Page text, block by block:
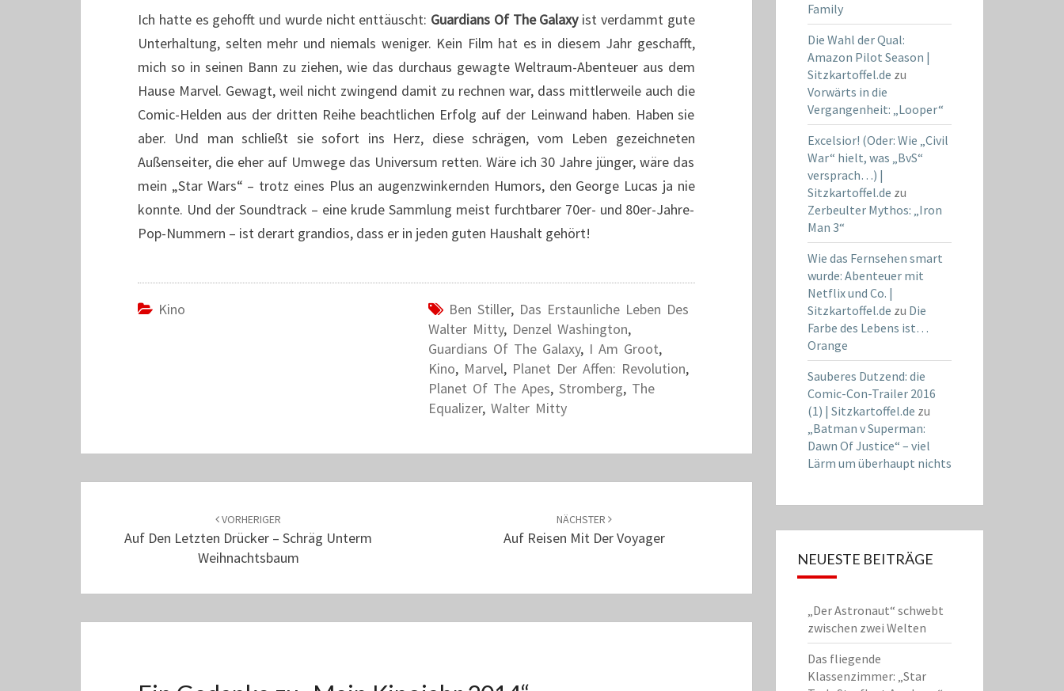
Ich hatte es gehofft und wurde nicht enttäuscht: Guardians Of The Galaxyist verdammt gute
Unterhaltung, selten mehr und niemals weniger. Kein Film hat es in diesem Jahr geschafft,
mich so in seinen Bann zu ziehen, wie das durchaus gewagte Weltraum-Abenteuer aus dem
Hause Marvel. Gewagt, weil nicht zwingend damit zu rechnen war, dass mittlerweile auch die
Comic-Helden aus der dritten Reihe beachtlichen Erfolg auf der Leinwand haben. Haben sie
aber. Und man schließt sie sofort ins Herz, diese schrägen, vom Leben gezeichneten
Außenseiter, die eher auf Umwege das Universum retten. Wäre ich 30 Jahre jünger, wäre das
mein „Star Wars“ – trotz eines Plus an augenzwinkernden Humors, den George Lucas ja nie
konnte. Und der Soundtrack – eine krude Sammlung meist furchtbarer 70er- und 80er-Jahre-
Pop-Nummern – ist derart grandios, dass er in jeden guten Haushalt gehört!
Kino Ben Stiller, Das Erstaunliche Leben Des
Walter Mitty, Denzel Washington,
Guardians Of The Galaxy, I Am Groot,
Kino, Marvel, Planet Der Affen: Revolution,
Planet Of The Apes, Stromberg, The
Equalizer, Walter Mitty
VORHERIGER
Auf Den Letzten Drücker – Schräg Unterm
Weihnachtsbaum
NÄCHSTER
Auf Reisen Mit Der Voyager
Family
Die Wahl der Qual:
Amazon Pilot Season |
Sitzkartoffel.de zu
Vorwärts in die
Vergangenheit: „Looper“
Excelsior! (Oder: Wie „Civil
War“ hielt, was „BvS“
versprach…) |
Sitzkartoffel.de zu
Zerbeulter Mythos: „Iron
Man 3“
Wie das Fernsehen smart
wurde: Abenteuer mit
Netflix und Co. |
Sitzkartoffel.de zu Die
Farbe des Lebens ist…
Orange
Sauberes Dutzend: die
Comic-Con-Trailer 2016
(1) | Sitzkartoffel.de zu
„Batman v Superman:
Dawn Of Justice“ – viel
Lärm um überhaupt nichts
NEUESTE BEITRÄGE
„Der Astronaut“ schwebt
zwischen zwei Welten
Das fliegende
Klassenzimmer: „Star